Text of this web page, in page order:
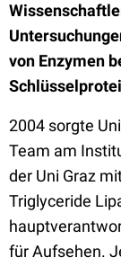
von Enzymen
2004 sorgte
Team am
der Uni Graz
Triglyceride
für Aufsehen.